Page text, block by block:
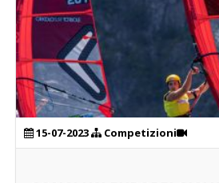
15-07-2023 Competizioni